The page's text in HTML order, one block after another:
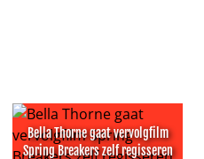
Bella Thorne gaat vervolgfilm
Spring Breakers zelf regisseren